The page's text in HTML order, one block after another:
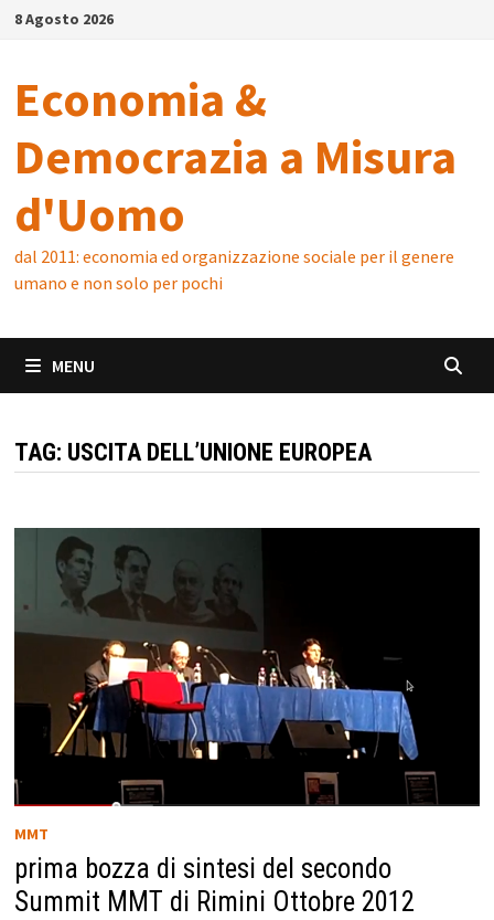
Skip8 Agosto 2026
Economia &
Democrazia a Misura
d'Uomo
dal 2011: economia ed organizzazione sociale per il genere
umano e non solo per pochi
MENU
TAG: USCITA DELL’UNIONE EUROPEA
MMT
prima bozza di sintesi del secondo
Summit MMT di Rimini Ottobre 2012